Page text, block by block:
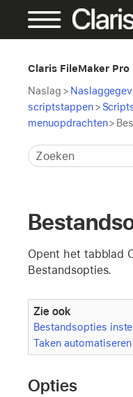
Claris FileMaker Pro
Naslag >
scriptstappen >
menuopdrachten>
Opent het tabblad
Bestandsopties.
Zie ook
Bestandsopties
Taken
Opties